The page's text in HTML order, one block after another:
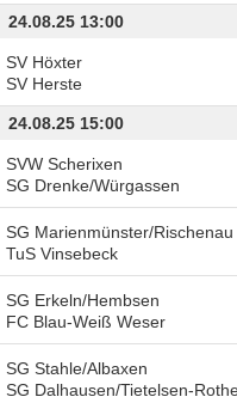
24.08.25 13:00
SV Höxter
SV Herste
24.08.25 15:00
SVW Scherixen
SG Drenke/Würgassen
SG Marienmünster/Rischenau
TuS Vinsebeck
SG Erkeln/Hembsen
FC Blau-Weiß Weser
SG Stahle/Albaxen
SG Dalhausen/Tietelsen-